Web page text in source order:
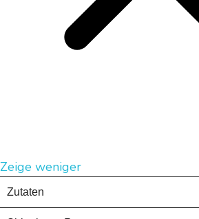
Zeige weniger
Zutaten